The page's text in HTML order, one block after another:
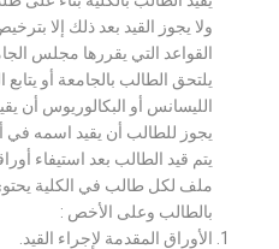
ولا يجوز القيد بعد ذلك إلا
القواعد التي يقررها مجلس
يلتحق الطالب بالجامعة أو
الليسانس أو البكالوريوس أن
يجوز للطالب أن يقيد اسمه
يتم قيد الطالب بعد استيفاء
ملف لكل طالب في الكلية
بالطالب وعلى الأخص :
الأوراق المقدمة لإجراء القيد.